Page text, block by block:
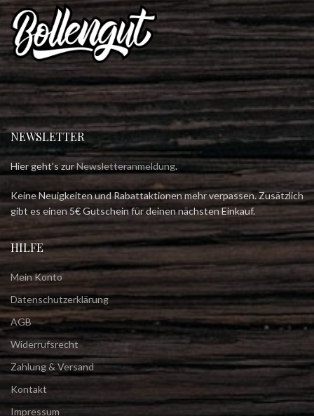
NEWSLETTER
Hier geht’s zurNewsletteranmeldung.
Keine Neuigkeiten und Rabattaktionen mehr verpassen. Zusätzlich
gibt es einen 5€ Gutschein für deinen nächsten Einkauf.
HILFE
Mein Konto
Datenschutzerklärung
AGB
Widerrufsrecht
Zahlung & Versand
Kontakt
Impressum